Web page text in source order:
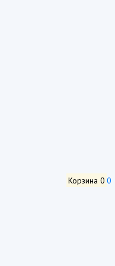
Корзина 0 0